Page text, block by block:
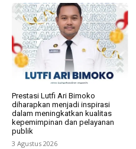
Prestasi Lutfi Ari Bimoko
diharapkan menjadi inspirasi
dalam meningkatkan kualitas
kepemimpinan dan pelayanan
publik
3 Agustus 2026